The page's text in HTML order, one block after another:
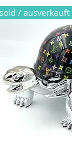
sold / ausverkauft